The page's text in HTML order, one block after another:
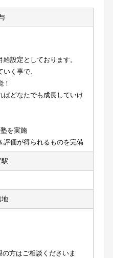
設定としております。
く事で、
！
ばどなたでも成長していけ
を実施
評価が得られるものを完備
駅
地
方はご相談くださいま